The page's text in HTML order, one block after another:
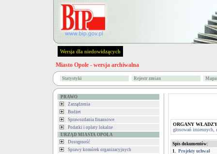
Wersja dla niedowidzących
Miasto Opole - wersja archiwalna
Statystyki Rejestr zmian
PRAWO
Zarządzenia
Budżet
Sprawozdania finansowe
Podatki i opłaty lokalne
URZĄD MIASTA OPOLA
Dostępność
Sprawy komórek organizacyjnych
ORGANY WŁADZY
głosowań imiennych,
Spis dokumentów:
1. Projekty uchwał